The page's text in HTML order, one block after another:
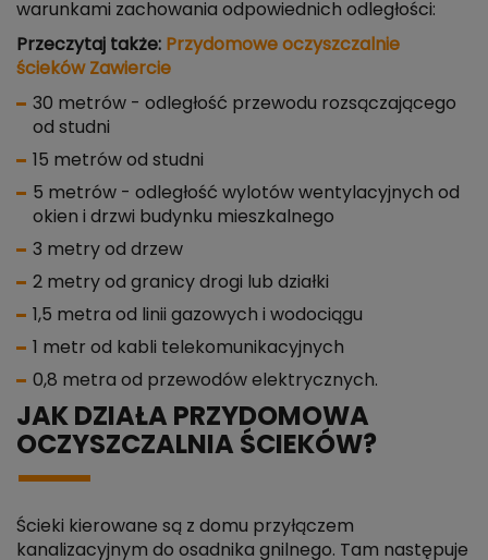
warunkami zachowania odpowiednich odległości:
Przeczytaj także: Przydomowe oczyszczalnie
ścieków Zawiercie
30 metrów - odległość przewodu rozsączającego
od studni
15 metrów od studni
5 metrów - odległość wylotów wentylacyjnych od
okien i drzwi budynku mieszkalnego
3 metry od drzew
2 metry od granicy drogi lub działki
1,5 metra od linii gazowych i wodociągu
1 metr od kabli telekomunikacyjnych
0,8 metra od przewodów elektrycznych.
JAK DZIAŁA PRZYDOMOWA
OCZYSZCZALNIA ŚCIEKÓW?
Ścieki kierowane są z domu przyłączem
kanalizacyjnym do osadnika gnilnego. Tam następuje